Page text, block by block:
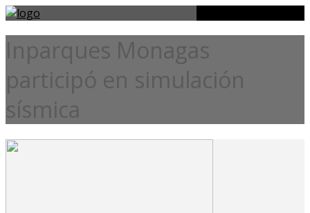
Inparques Monagas
participó en simulación
sísmica